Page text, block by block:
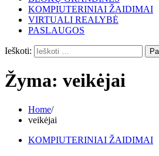
KOMPIUTERINIAI ŽAIDIMAI
VIRTUALI REALYBĖ
PASLAUGOS
Ieškoti:
Žyma: veikėjai
Home
veikėjai
KOMPIUTERINIAI ŽAIDIMAI